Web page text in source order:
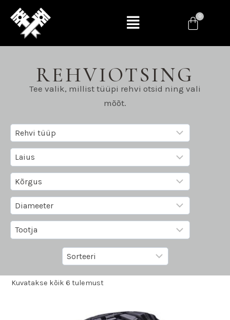
REHVIOTSING
Tee valik, millist tüüpi rehvi otsid ning vali
mõõt.
Kuvatakse kõik 6 tulemust